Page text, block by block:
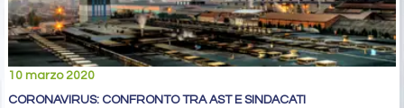
10 marzo 2020
CORONAVIRUS: CONFRONTO TRA AST E SINDACATI